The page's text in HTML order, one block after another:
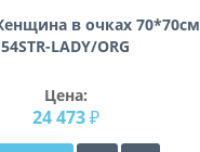
в очках 70*70см
54STR-LADY/ORG
Цена:
24 473 ₽